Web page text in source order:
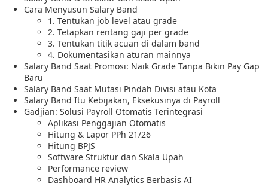
Cara Menyusun Salary Band
1. Tentukan job level atau grade
2. Tetapkan rentang gaji per grade
3. Tentukan titik acuan di dalam band
4. Dokumentasikan aturan mainnya
Salary Band Saat Promosi: Naik Grade Tanpa Bikin Pay Gap
Baru
Salary Band Saat Mutasi Pindah Divisi atau Kota
Salary Band Itu Kebijakan, Eksekusinya di Payroll
Gadjian: Solusi Payroll Otomatis Terintegrasi
Aplikasi Penggajian Otomatis
Hitung & Lapor PPh 21/26
Hitung BPJS
Software Struktur dan Skala Upah
Performance review
Dashboard HR Analytics Berbasis AI